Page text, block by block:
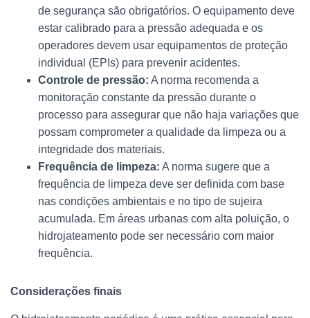
de segurança são obrigatórios. O equipamento deve
estar calibrado para a pressão adequada e os
operadores devem usar equipamentos de proteção
individual (EPIs) para prevenir acidentes.
Controle de pressão: A norma recomenda a
monitoração constante da pressão durante o
processo para assegurar que não haja variações que
possam comprometer a qualidade da limpeza ou a
integridade dos materiais.
Frequência de limpeza: A norma sugere que a
frequência de limpeza deve ser definida com base
nas condições ambientais e no tipo de sujeira
acumulada. Em áreas urbanas com alta poluição, o
hidrojateamento pode ser necessário com maior
frequência.
Considerações finais